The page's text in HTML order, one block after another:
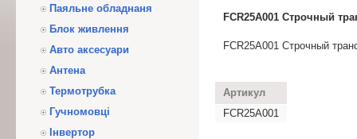
Паяльне обладнаня
Блок живлення
Авто аксесуари
Антена
Термотрубка
Гучномовці
Інвертор
FCR25A001 Строчный
FCR25A001 Строчный
Артикул
FCR25A001